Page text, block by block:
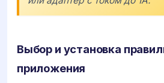
Выбор и установка
приложения